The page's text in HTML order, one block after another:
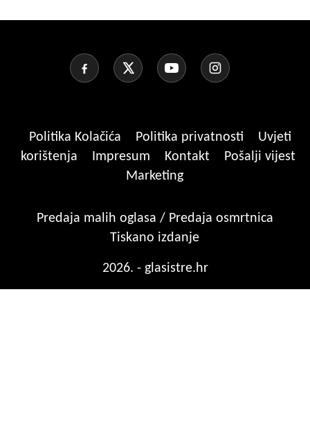
Politika Kolačića Politika privatnosti
Uvjeti
korištenja
Impresum Kontakt
Pošalji vijest
Marketing
Predaja malih oglasa / Predaja osmrtnica
Tiskano izdanje
2026. - glasistre.hr